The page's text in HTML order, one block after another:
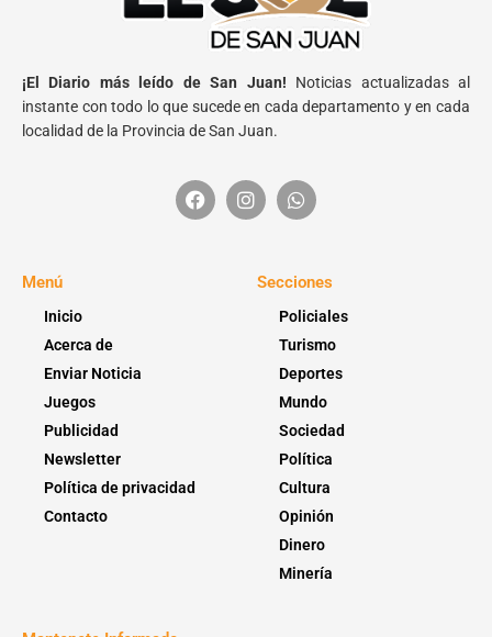
¡El Diario más leído de San Juan! Noticias actualizadas al
instante con todo lo que sucede en cada departamento y en cada
localidad de la Provincia de San Juan.
Menú
Inicio
Acerca de
Enviar Noticia
Juegos
Publicidad
Newsletter
Política de privacidad
Contacto
Secciones
Policiales
Turismo
Deportes
Mundo
Sociedad
Política
Cultura
Opinión
Dinero
Minería